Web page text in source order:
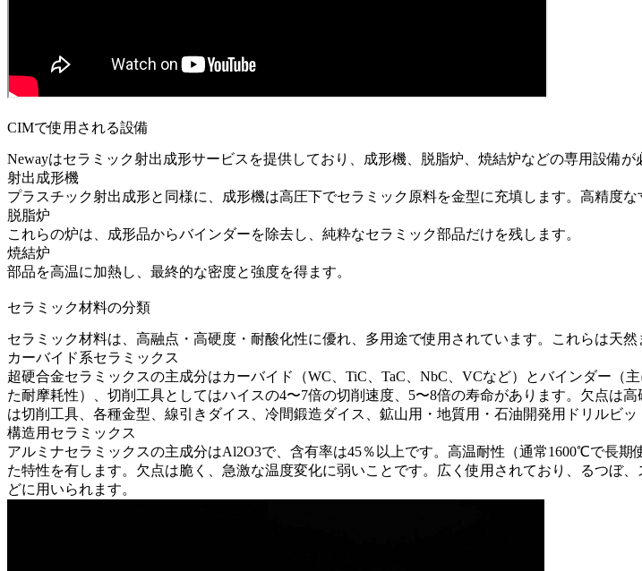
CIMで使用される設備
Newayはセラミック射出成形サービス を提供しており、成形機、脱脂炉、焼結炉などの専用設備
射出成形機
プラスチック射出成形と同様に、成形機は高圧下でセラミック原料を金型に充填します。高精度
脱脂炉
これらの炉は、成形品からバインダーを除去し、純粋なセラミック部品だけを残します。
焼結炉
部品を高温に加熱し、最終的な密度と強度を得ます。
セラミック材料の分類
セラミック材料は、高融点・高硬度・耐酸化性に優れ、多用途で使用されています。これらは天
カーバイド系セラミックス
超硬合金セラミックスの主成分はカーバイド（WC、TiC、TaC、NbC、VCなど）とバインダー
た耐摩耗性）、切削工具としてはハイスの4〜7倍の切削速度、5〜8倍の寿命があります。欠点は
は切削工具、各種金型、線引きダイス、冷間鍛造ダイス、鉱山用・地質用・石油開発用ドリルビッ
構造用セラミックス
アルミナセラミックスの主成分はAl2O3で、含有率は45％以上です。高温耐性（通常1600℃で長
た特性を有します。欠点は脆く、急激な温度変化に弱いことです。広く使用されており、るつぼ
どに用いられます。